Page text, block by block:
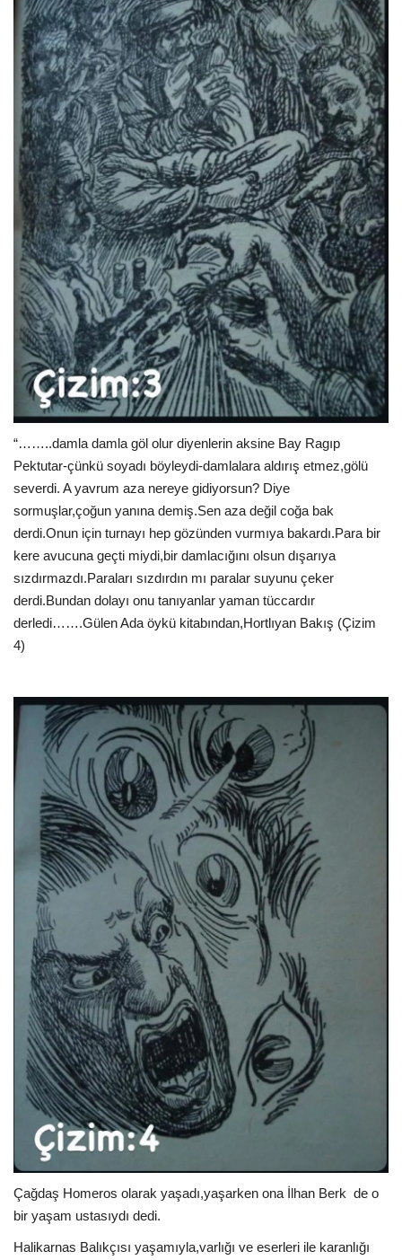
“……..damla damla göl olur diyenlerin aksine Bay Ragıp
Pektutar-çünkü soyadı böyleydi-damlalara aldırış etmez,gölü
severdi. A yavrum aza nereye gidiyorsun? Diye
sormuşlar,çoğun yanına demiş.Sen aza değil coğa bak
derdi.Onun için turnayı hep gözünden vurmıya bakardı.Para bir
kere avucuna geçti miydi,bir damlacığını olsun dışarıya
sızdırmazdı.Paraları sızdırdın mı paralar suyunu çeker
derdi.Bundan dolayı onu tanıyanlar yaman tüccardır
derledi…….Gülen Ada öykü kitabından,Hortlıyan Bakış (Çizim
4)
Çağdaş Homeros olarak yaşadı,yaşarken ona İlhan Berk de o
bir yaşam ustasıydı dedi.
Halikarnas Balıkçısı yaşamıyla,varlığı ve eserleri ile karanlığı